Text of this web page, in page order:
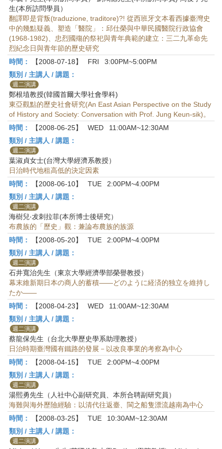
生(本所訪問學員）
翻譯即是背叛(traduzione, traditore)?! 從西班牙文本看西據臺灣史
中的幾點疑義、塑造「醫院」：邱仕榮與中華民國醫院行政協會
(1968-1982)、忠烈國殤的祭祀與青年典範的建立：三二九革命先
烈紀念日與青年節的歷史研究
時間：
【2008-07-18】 FRI
3:00PM~5:00PM
類別 / 主講人 / 講題：
週二演講
鄭根埴教授(韓國首爾大學社會學科)
東亞觀點的歷史社會研究(An East Asian Perspective on the Study
of History and Society: Conversation with Prof. Jung Keun-sik)。
時間：
【2008-06-25】 WED
11:00AM~12:30AM
類別 / 主講人 / 講題：
週二演講
葉淑貞女士(台灣大學經濟系教授）
日治時代地租高低的決定因素
時間：
【2008-06-10】 TUE
2:00PM~4:00PM
類別 / 主講人 / 講題：
週二演講
海樹兒‧犮刺拉菲(本所博士後研究）
布農族的「歷史」觀：兼論布農族的族源
時間：
【2008-05-20】 TUE
2:00PM~4:00PM
類別 / 主講人 / 講題：
週二演講
石井寬治先生（東京大學經濟學部榮譽教授）
幕末維新期日本の商人的蓄積――どのように経済的独立を維持し
たか――
時間：
【2008-04-23】 WED
11:00AM~12:30AM
類別 / 主講人 / 講題：
週二演講
蔡龍保先生（台北大學歷史學系助理教授）
日治時期臺灣國有鐵路的發展－以改良事業的考察為中心
時間：
【2008-04-15】 TUE
2:00PM~4:00PM
類別 / 主講人 / 講題：
週二演講
湯熙勇先生（人社中心副研究員、本所合聘副研究員）
海難與海外歷險經驗：以清代往返臺、閩之船隻漂流越南為中心
時間：
【2008-03-25】 TUE
10:30AM~12:30AM
類別 / 主講人 / 講題：
週二演講